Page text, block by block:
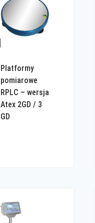
Platformy
pomiarowe
RPLC – wersja
Atex 2GD / 3
GD